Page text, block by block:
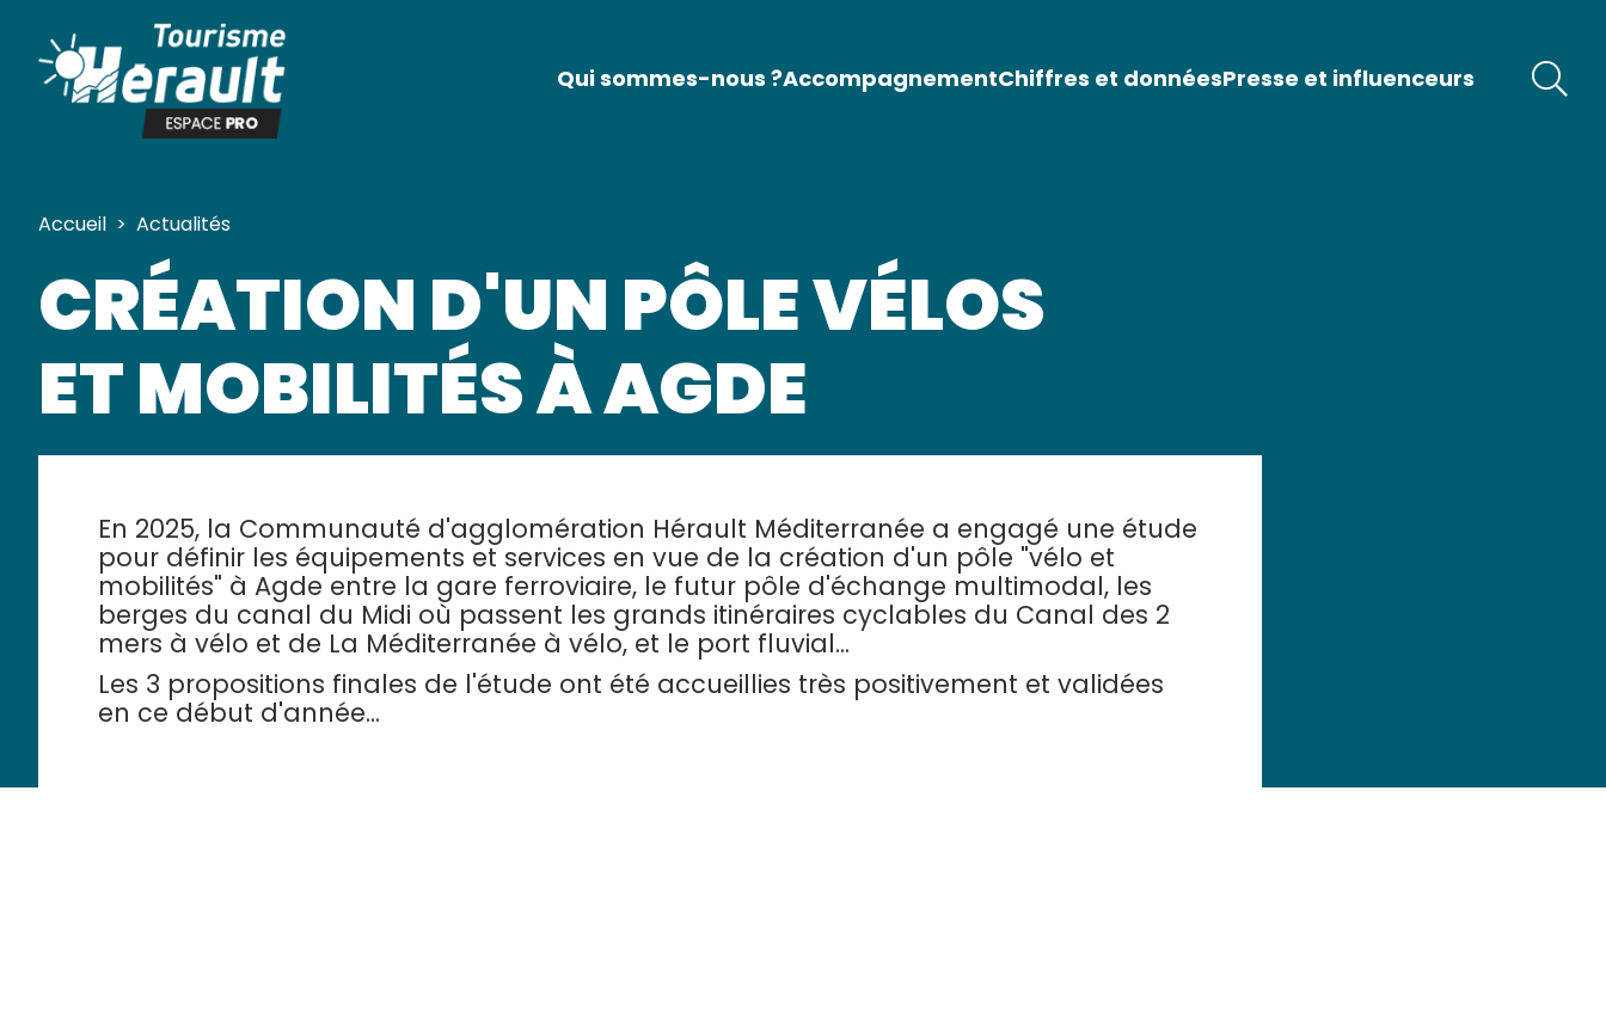
Qui sommes-nous ?AccompagnementChiffres et donnéesPresse et influenceurs
Accueil > Actualités
CRÉATION D'UN PÔLE VÉLOS
ET MOBILITÉS À AGDE
En 2025, la Communauté d'agglomération Hérault Méditerranée a engagé une étude
pour définir les équipements et services en vue de la création d'un pôle "vélo et
mobilités" à Agde entre la gare ferroviaire, le futur pôle d'échange multimodal, les
berges du canal du Midi où passent les grands itinéraires cyclables du Canal des 2
mers à vélo et de La Méditerranée à vélo, et le port fluvial...
Les 3 propositions finales de l'étude ont été accueillies très positivement et validées
en ce début d'année...